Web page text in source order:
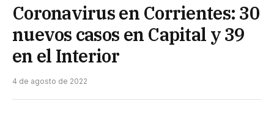
Coronavirus en Corrientes: 30
nuevos casos en Capital y 39
en el Interior
4 de agosto de 2022